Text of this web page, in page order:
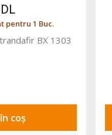
pentru 1 Buc.
BX 1303
coș